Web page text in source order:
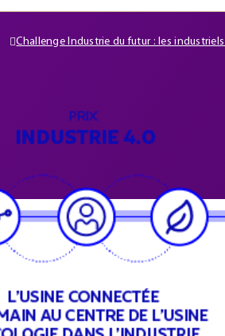
Challenge Industrie du futur : les